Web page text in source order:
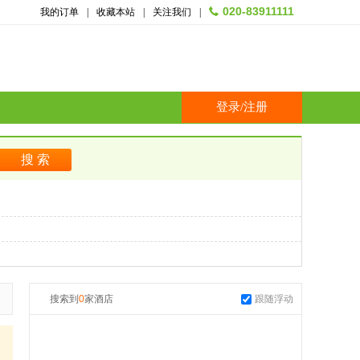
我的订单 收藏本站 关注我们 020-83911111
登录/注册
搜索到 0家酒店 跟随浮动